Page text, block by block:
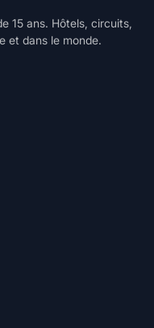
15 ans. Hôtels, circuits,
et dans le monde.